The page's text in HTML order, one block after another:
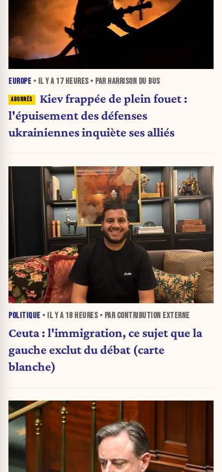
EUROPE • IL Y A 17 HEURES• PAR HARRISON DU BUS
Kiev frappée de plein fouet :
l'épuisement des défenses
ukrainiennes inquiète ses alliés
POLITIQUE • IL Y A 18 HEURES• PAR CONTRIBUTION EXTERNE
Ceuta : l'immigration, ce sujet que la
gauche exclut du débat (carte
blanche)